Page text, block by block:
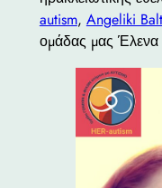
autism, Angeliki
ομάδας μας Έλενα